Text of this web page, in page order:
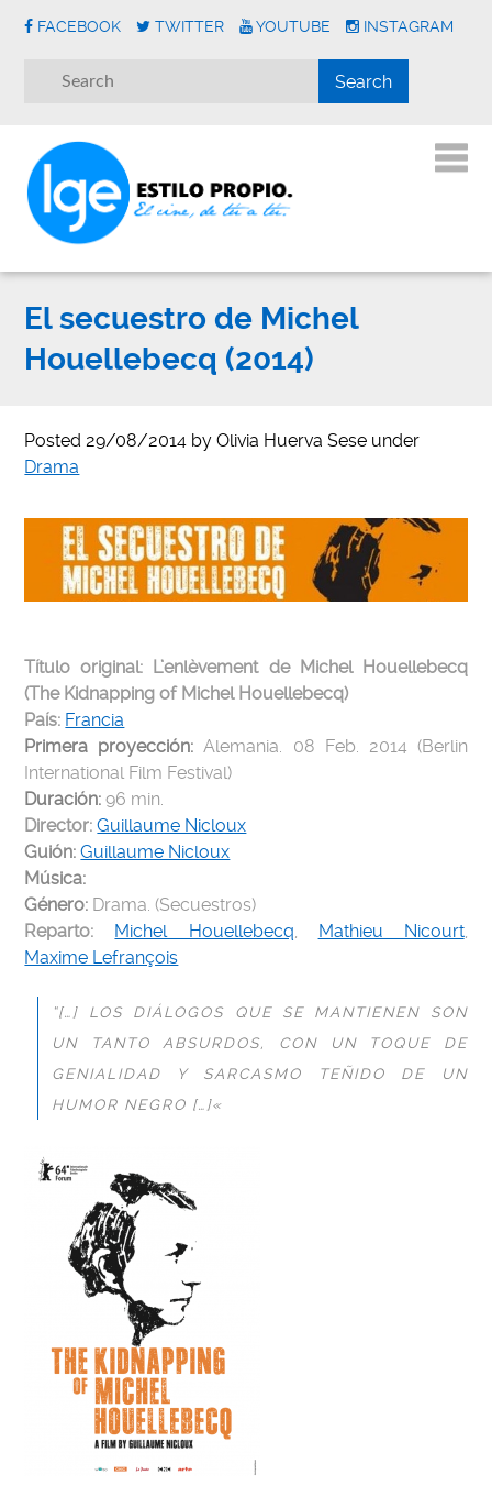
FACEBOOK TWITTER YOUTUBE INSTAGRAM
El secuestro de Michel
Houellebecq (2014)
Posted29/08/2014 byOlivia Huerva Sese under
Drama
Título original: L’enlèvement de Michel Houellebecq
(The Kidnapping of Michel Houellebecq)
País: Francia
Primera proyección: Alemania. 08 Feb. 2014 (Berlin
International Film Festival)
Duración:96 min.
Director: Guillaume Nicloux
Guión:Guillaume Nicloux
Música:
Género: Drama. (Secuestros)
Reparto: Michel Houellebecq, Mathieu Nicourt,
Maxime Lefrançois
“[…] LOS DIÁLOGOS QUE SE MANTIENEN SON
UN TANTO ABSURDOS, CON UN TOQUE DE
GENIALIDAD Y SARCASMO TEÑIDO DE UN
HUMOR NEGRO […]«